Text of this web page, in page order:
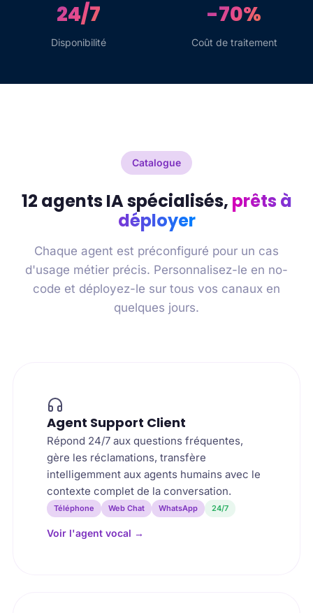
24/7
Disponibilité
-70%
Coût de traitement
Catalogue
12 agents IA spécialisés, prêts à
déployer
Chaque agent est préconfiguré pour un cas
d'usage métier précis. Personnalisez-le en no-
code et déployez-le sur tous vos canaux en
quelques jours.
Agent Support Client
Répond 24/7 aux questions fréquentes,
gère les réclamations, transfère
intelligemment aux agents humains avec le
contexte complet de la conversation.
Téléphone Web Chat WhatsApp 24/7
Voir l'agent vocal →